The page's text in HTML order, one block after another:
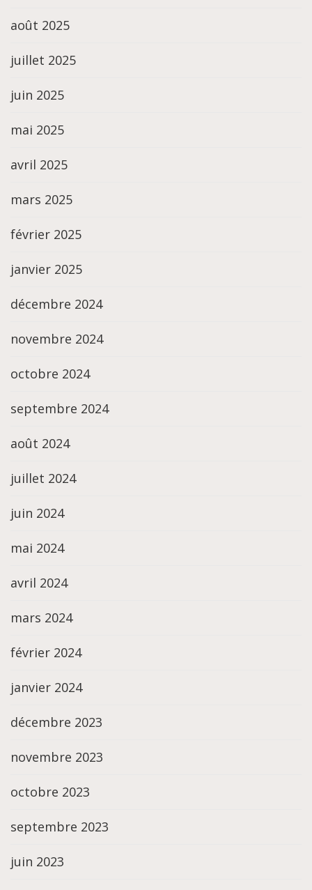
août 2025
juillet 2025
juin 2025
mai 2025
avril 2025
mars 2025
février 2025
janvier 2025
décembre 2024
novembre 2024
octobre 2024
septembre 2024
août 2024
juillet 2024
juin 2024
mai 2024
avril 2024
mars 2024
février 2024
janvier 2024
décembre 2023
novembre 2023
octobre 2023
septembre 2023
juin 2023